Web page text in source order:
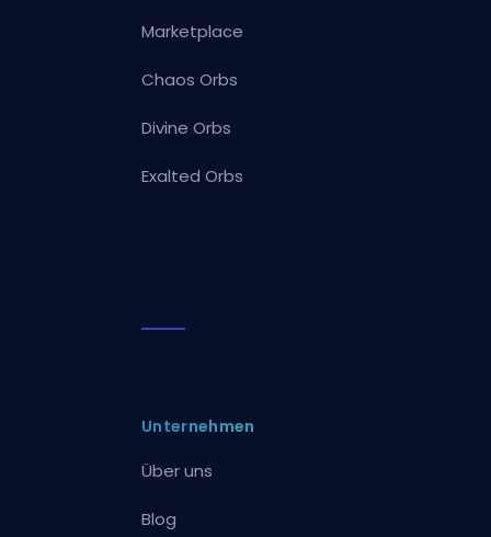
Marketplace
Chaos Orbs
Divine Orbs
Exalted Orbs
Unternehmen
Über uns
Blog